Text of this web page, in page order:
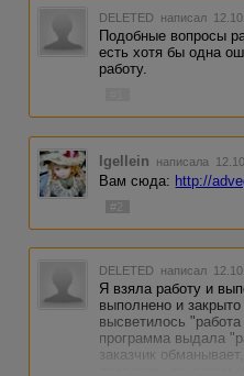
DELETED написал
Подобные вопросы
есть хотя бы одна
работу.
Igellein написала
Вам сюда: http://
#2
DELETED написал
Я взяла работу и
выполнено и
высветилось
программа выдала
заказчик